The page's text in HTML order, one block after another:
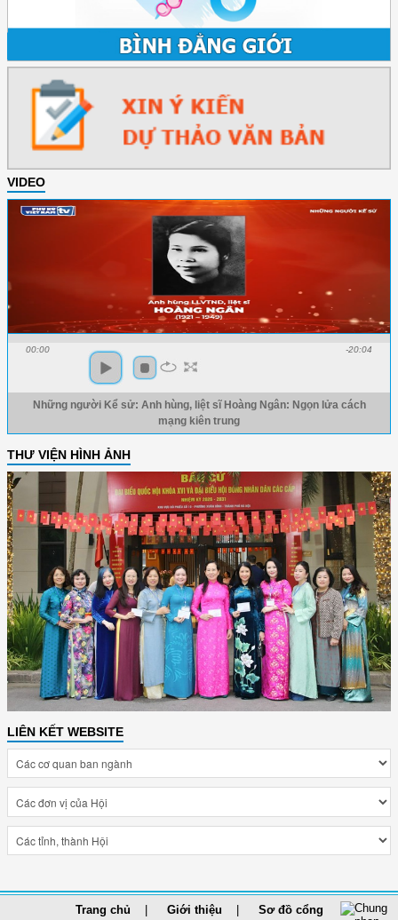
VIDEO
00:00 -20:04
Những người Kể sử: Anh hùng, liệt sĩ Hoàng Ngân: Ngọn lửa cách
mạng kiên trung
THƯ VIỆN HÌNH ẢNH
LIÊN KẾT WEBSITE
Trang chủ Giới thiệu Sơ đồ cổng